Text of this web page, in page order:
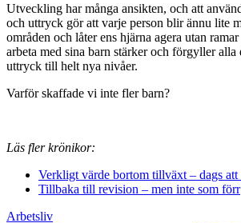
Utveckling har många ansikten, och att
och uttryck gör att varje person blir ännu lite
områden och låter ens hjärna agera utan
arbeta med sina barn stärker och förgyller alla
uttryck till helt nya nivåer.
Varför skaffade vi inte fler barn?
Läs fler krönikor:
Verkligt värde bortom tillväxt – dags
Tillbaka till revision – men inte som förr
Arbetsliv